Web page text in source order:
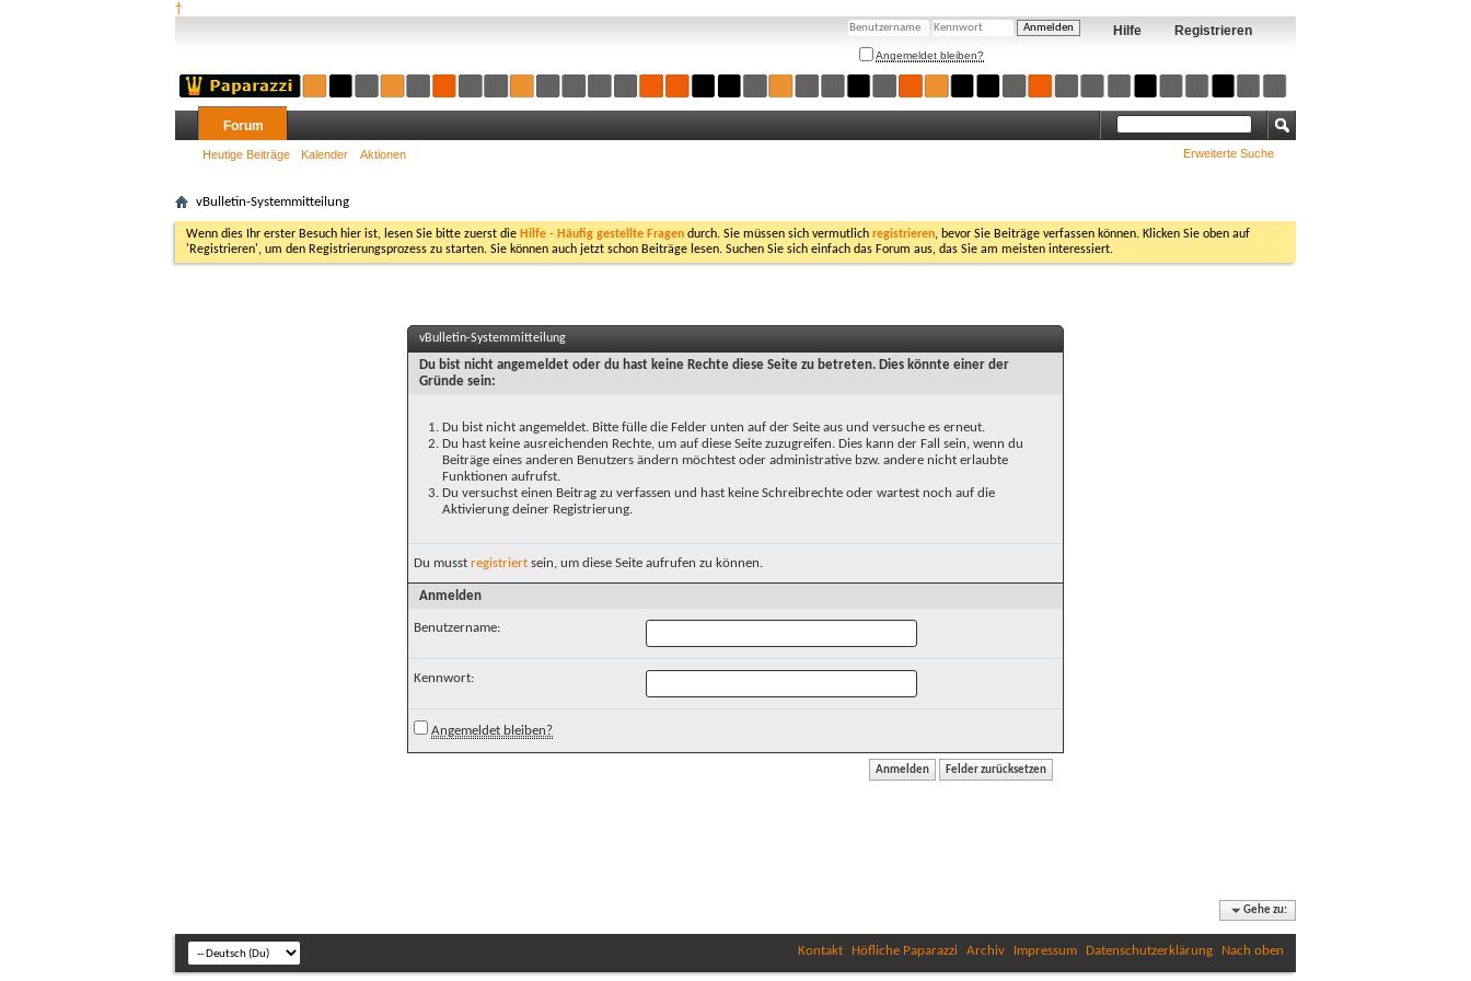
†
Registrieren
Hilfe
Angemeldet bleiben?
Forum
Heutige Beiträge Kalender Aktionen Erweiterte Suche
vBulletin-Systemmitteilung
Wenn dies Ihr erster Besuch hier ist, lesen Sie bitte zuerst die Hilfe - Häufig gestellte Fragen durch. Sie müssen sich vermutlich registrieren, bevor Sie Beiträge verfassen können. Klicken Sie oben auf
'Registrieren', um den Registrierungsprozess zu starten. Sie können auch jetzt schon Beiträge lesen. Suchen Sie sich einfach das Forum aus, das Sie am meisten interessiert.
vBulletin-Systemmitteilung
Du bist nicht angemeldet oder du hast keine Rechte diese Seite zu betreten. Dies könnte einer der
Gründe sein:
Du bist nicht angemeldet. Bitte fülle die Felder unten auf der Seite aus und versuche es erneut.
Du hast keine ausreichenden Rechte, um auf diese Seite zuzugreifen. Dies kann der Fall sein, wenn du
Beiträge eines anderen Benutzers ändern möchtest oder administrative bzw. andere nicht erlaubte
Funktionen aufrufst.
Du versuchst einen Beitrag zu verfassen und hast keine Schreibrechte oder wartest noch auf die
Aktivierung deiner Registrierung.
Du musst registriert sein, um diese Seite aufrufen zu können.
Anmelden
Benutzername:
Kennwort:
Angemeldet bleiben?
Gehe zu:
Kontakt Höfliche Paparazzi Archiv Impressum Datenschutzerklärung Nach oben